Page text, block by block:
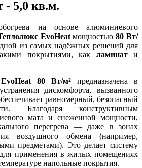
- 5,0 кв.м.
на основе алюминиевого
EvoHeatмощностью80 Вт/
из самых надёжных решений для
покрытиями, как ламинати
80 Вт/м² предназначена в
дискомфорта, вызванного
равномерный, безопасный
Благодаря конструктивным
мата и снеженной мощности,
перегрева — даже в зонах
воздушного обмена (например,
предметами). Это делает систему
применения в жилых помещениях
напольные покрытия.